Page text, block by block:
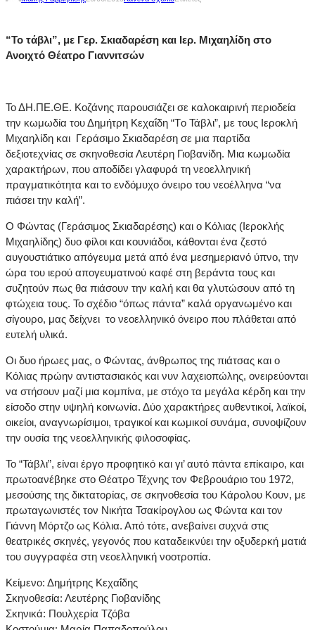
“Το τάβλι”, με Γερ. Σκιαδαρέση και Ιερ. Μιχαηλίδη στο
Ανοιχτό Θέατρο Γιαννιτσών
Το ΔH.ΠE.ΘE. Κοζάνης παρουσιάζει σε καλοκαιρινή περιοδεία
την κωμωδία του Δημήτρη Κεχαΐδη “Τo Τάβλι”, με τους Ιεροκλή
Μιχαηλίδη και Γεράσιμο Σκιαδαρέση σε μια παρτίδα
δεξιοτεχνίας σε σκηνοθεσία Λευτέρη Γιοβανίδη. Μια κωμωδία
χαρακτήρων, που αποδίδει γλαφυρά τη νεοελληνική
πραγματικότητα και το ενδόμυχο όνειρο του νεοέλληνα “να
πιάσει την καλή”.
Ο Φώντας (Γεράσιμος Σκιαδαρέσης) και ο Κόλιας (Ιεροκλής
Μιχαηλίδης) δυο φίλοι και κουνιάδοι, κάθονται ένα ζεστό
αυγουστιάτικο απόγευμα μετά από ένα μεσημεριανό ύπνο, την
ώρα του ιερού απογευματινού καφέ στη βεράντα τους και
συζητούν πως θα πιάσουν την καλή και θα γλυτώσουν από τη
φτώχεια τους. Το σχέδιο “όπως πάντα” καλά οργανωμένο και
σίγουρο, μας δείχνει το νεοελληνικό όνειρο που πλάθεται από
ευτελή υλικά.
Οι δυο ήρωες μας, ο Φώντας, άνθρωπος της πιάτσας και ο
Κόλιας πρώην αντιστασιακός και νυν λαχειοπώλης, ονειρεύονται
να στήσουν μαζί μια κομπίνα, με στόχο τα μεγάλα κέρδη και την
είσοδο στην υψηλή κοινωνία. Δύο χαρακτήρες αυθεντικοί, λαϊκοί,
οικείοι, αναγνωρίσιμοι, τραγικοί και κωμικοί συνάμα, συνοψίζουν
την ουσία της νεοελληνικής φιλοσοφίας.
Το “Τάβλι”, είναι έργο προφητικό και γι’ αυτό πάντα επίκαιρο, και
πρωτοανέβηκε στο Θέατρο Τέχνης τον Φεβρουάριο του 1972,
μεσούσης της δικτατορίας, σε σκηνοθεσία του Κάρολου Κουν, με
πρωταγωνιστές τον Νικήτα Τσακίρογλου ως Φώντα και τον
Γιάννη Μόρτζο ως Κόλια. Από τότε, ανεβαίνει συχνά στις
θεατρικές σκηνές, γεγονός που καταδεικνύει την οξυδερκή ματιά
του συγγραφέα στη νεοελληνική νοοτροπία.
Κείμενο: Δημήτρης Κεχαΐδης
Σκηνοθεσία: Λευτέρης Γιοβανίδης
Σκηνικά: Πουλχερία Τζόβα